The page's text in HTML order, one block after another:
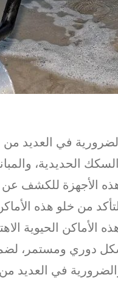
في العديد من
الحديدية،
الأجهزة للكشف
من خلو هذه
الحيوية
في العديد من